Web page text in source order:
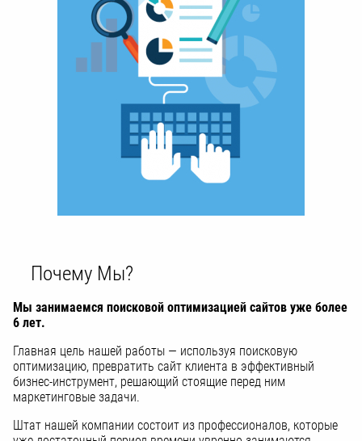
Почему Мы?
Мы занимаемся поисковой оптимизацией сайтов уже более
6 лет.
Главная цель нашей работы — используя поисковую
оптимизацию, превратить сайт клиента в эффективный
бизнес-инструмент, решающий стоящие перед ним
маркетинговые задачи.
Штат нашей компании состоит из профессионалов, которые